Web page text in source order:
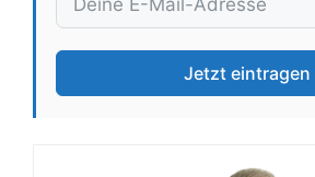
Jetzt eintragen